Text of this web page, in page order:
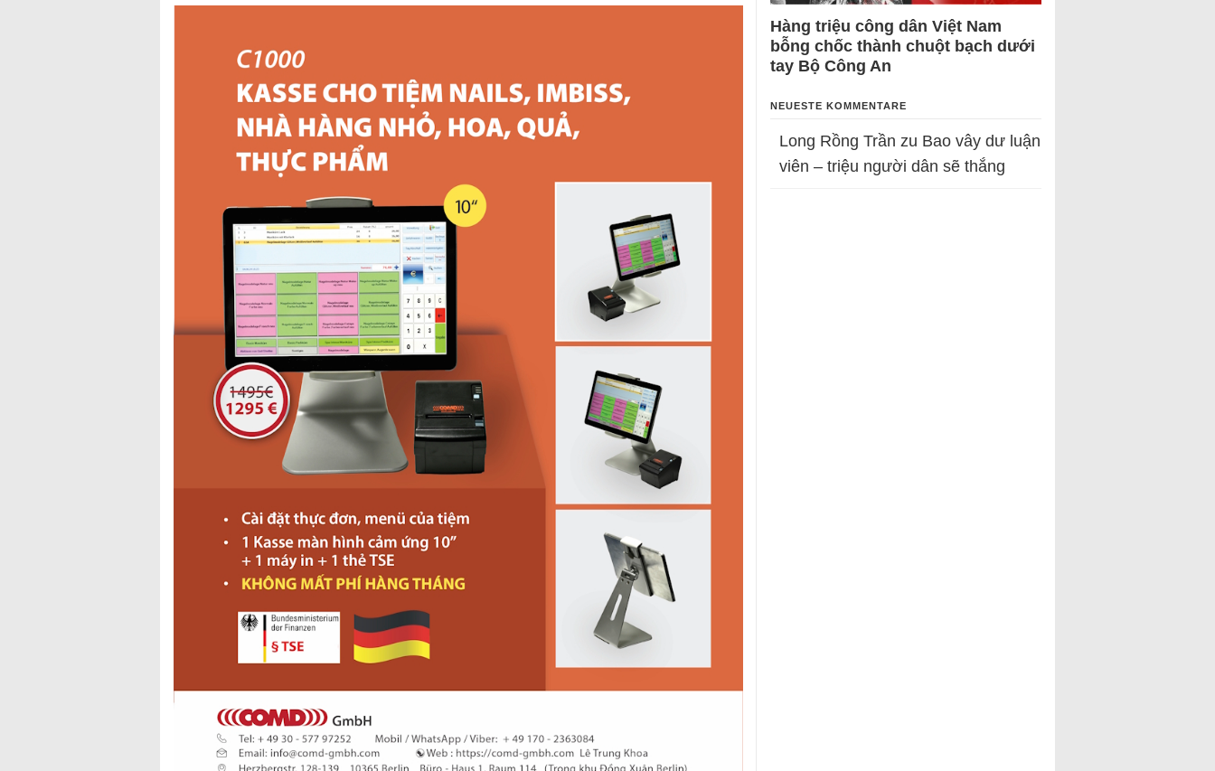
Hàng triệu công dân Việt Nam
bỗng chốc thành chuột bạch dưới
tay Bộ Công An
NEUESTE KOMMENTARE
Long Rồng Trần zu Bao vây dư luận
viên – triệu người dân sẽ thắng